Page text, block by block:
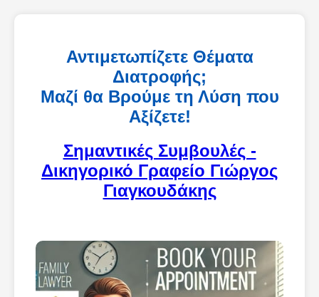
Αντιμετωπίζετε Θέματα
Διατροφής;
Μαζί θα Βρούμε τη Λύση που
Αξίζετε!
Σημαντικές Συμβουλές -
Δικηγορικό Γραφείο Γιώργος
Γιαγκουδάκης